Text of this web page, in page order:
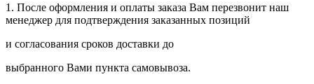
1. После оформления и оплаты заказа Вам перезвонит наш
менеджер для подтверждения заказанных позиций
и согласования сроков доставки до
выбранного Вами пункта самовывоза.